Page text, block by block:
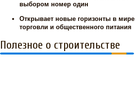
выбором номер один
Открывает новые горизонты в мире
торговли и общественного питания
Полезное о строительстве